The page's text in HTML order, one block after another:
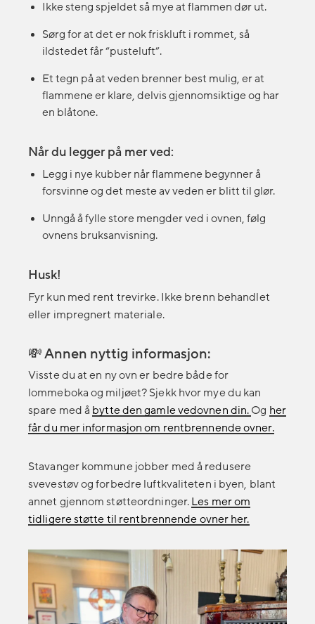
Ikke steng spjeldet så mye at flammen dør ut.
Sørg for at det er nok friskluft i rommet, så
ildstedet får “pusteluft”.
Et tegn på at veden brenner best mulig, er at
flammene er klare, delvis gjennomsiktige og har
en blåtone.
Når du legger på mer ved:
Legg i nye kubber når flammene begynner å
forsvinne og det meste av veden er blitt til glør.
Unngå å fylle store mengder ved i ovnen, følg
ovnens bruksanvisning.
Husk!
Fyr kun med rent trevirke. Ikke brenn behandlet
eller impregnert materiale.
💸 Annen nyttig informasjon:
Visste du at en ny ovn er bedre både for
lommeboka og miljøet? Sjekk hvor mye du kan
spare med å bytte den gamle vedovnen din. Og her
får du mer informasjon om rentbrennende ovner.
Stavanger kommune jobber med å redusere
svevestøv og forbedre luftkvaliteten i byen, blant
annet gjennom støtteordninger. Les mer om
tidligere støtte til rentbrennende ovner her.